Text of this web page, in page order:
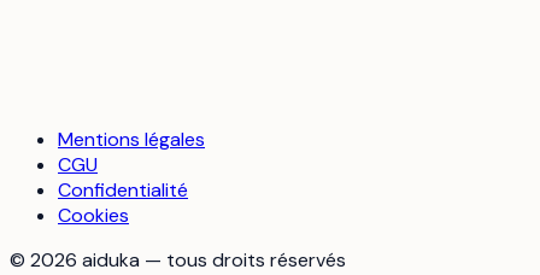
Mentions légales
CGU
Confidentialité
Cookies
© 2026 aiduka — tous droits réservés